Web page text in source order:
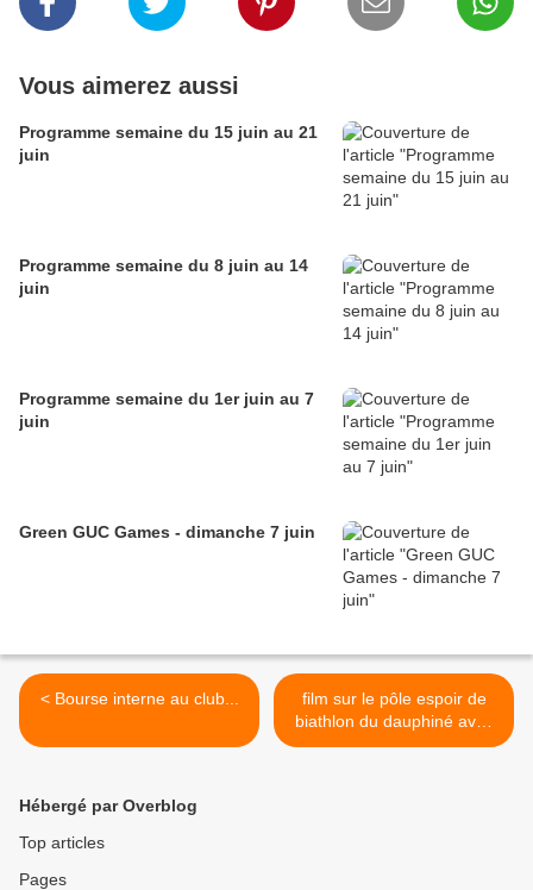
Vous aimerez aussi
Programme semaine du 15 juin au 21
juin
Programme semaine du 8 juin au 14
juin
Programme semaine du 1er juin au 7
juin
Green GUC Games - dimanche 7 juin
< Bourse interne au club...
film sur le pôle espoir de
biathlon du dauphiné avec
thierry dusserre au
Hébergé par Overblog
Top articles
Pages